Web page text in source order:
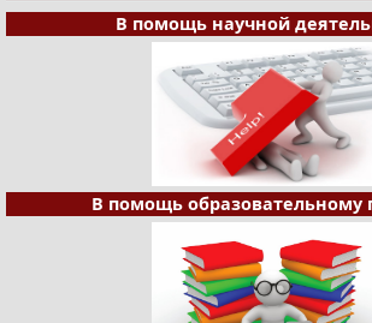
В помощь научной
В помощь образовательному